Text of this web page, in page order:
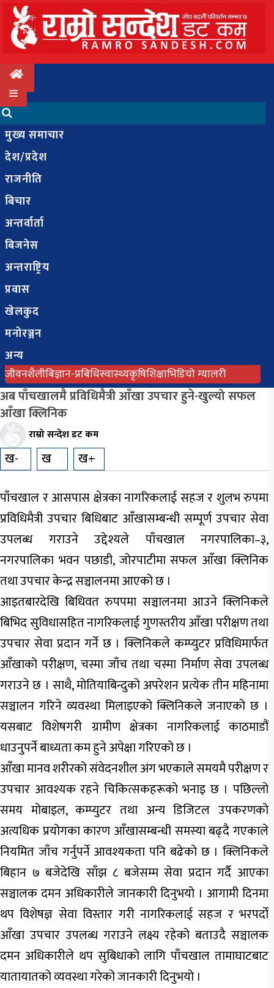
मुख्य
समाचार
देश/
प्रदेश
राजनीति
बिचार
अन्तर्वार्ता
बिजनेस
अन्तराष्ट्रिय
प्रवास
खेलकुद
मनोरञ्जन
अन्य
जीवनशैली
बिज्ञान-
प्रबिधि
स्वास्थ्य
कृषि
शिक्षा
भिडियो
ग्यालरी
मुख्य समाचार
देश/प्रदेश
राजनीति
बिचार
अन्तर्वार्ता
बिजनेस
अन्तराष्ट्रिय
प्रवास
खेलकुद
मनोरञ्जन
अन्य
जीवनशैलीबिज्ञान-प्रबिधिस्वास्थ्यकृषिशिक्षाभिडियो ग्यालरी
अब पाँचखालमै प्रविधिमैत्री आँखा उपचार हुने-खुल्यो सफल
आँखा क्लिनिक
राम्रो सन्देश डट कम
ख- ख
ख+
पाँचखाल र आसपास क्षेत्रका नागरिकलाई सहज र शुलभ रुपमा
प्रविधिमैत्री उपचार बिधिबाट आँखासम्बन्धी सम्पूर्ण उपचार सेवा
उपलब्ध गराउने उद्देश्यले पाँचखाल नगरपालिका–३,
नगरपालिका भवन पछाडी, जोरपाटीमा सफल आँखा क्लिनिक
तथा उपचार केन्द्र सञ्चालनमा आएको छ ।
आइतबारदेखि बिधिवत रुपपमा सञ्चालनमा आउने क्लिनिकले
बिभिद सुविधासहित नागरिकलाई गुणस्तरीय आँखा परीक्षण तथा
उपचार सेवा प्रदान गर्ने छ । क्लिनिकले कम्प्युटर प्रविधिमार्फत
आँखाको परीक्षण, चस्मा जाँच तथा चस्मा निर्माण सेवा उपलब्ध
गराउने छ । साथै, मोतियाबिन्दुको अपरेशन प्रत्येक तीन महिनामा
सञ्चालन गरिने व्यवस्था मिलाइएको क्लिनिकले जनाएको छ ।
यसबाट विशेषगरी ग्रामीण क्षेत्रका नागरिकलाई काठमाडौं
धाउनुपर्ने बाध्यता कम हुने अपेक्षा गरिएको छ ।
आँखा मानव शरीरको संवेदनशील अंग भएकाले समयमै परीक्षण र
उपचार आवश्यक रहने चिकित्सकहरूको भनाइ छ । पछिल्लो
समय मोबाइल, कम्प्युटर तथा अन्य डिजिटल उपकरणको
अत्यधिक प्रयोगका कारण आँखासम्बन्धी समस्या बढ्दै गएकाले
नियमित जाँच गर्नुपर्ने आवश्यकता पनि बढेको छ । क्लिनिकले
बिहान ७ बजेदेखि साँझ ८ बजेसम्म सेवा प्रदान गर्दै आएका
सञ्चालक दमन अधिकारीले जानकारी दिनुभयो । आगामी दिनमा
थप विशेषज्ञ सेवा विस्तार गरी नागरिकलाई सहज र भरपर्दो
आँखा उपचार उपलब्ध गराउने लक्ष्य रहेको बताउदै सञ्चालक
दमन अधिकारीले थप सुबिधाको लागि पाँचखाल तामाघाटबाट
यातायातको व्यवस्था गरेको जानकारी दिनुभयो ।